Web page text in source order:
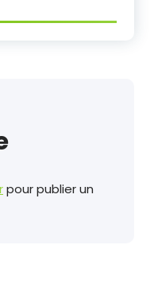
pour publier un